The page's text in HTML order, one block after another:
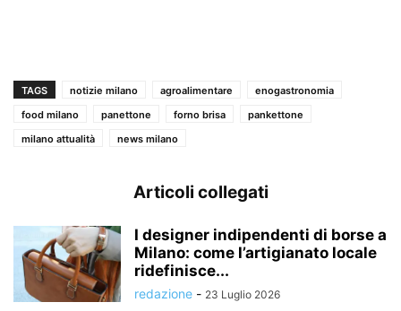
TAGS notizie milano agroalimentare
enogastronomia
food milano
panettone forno brisa
pankettone
milano attualità
news milano
Articoli collegati
I designer indipendenti di borse a
Milano: come l’artigianato locale
ridefinisce...
redazione - 23 Luglio 2026